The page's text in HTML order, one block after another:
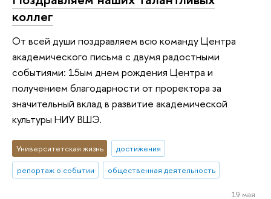
коллег
От всей души поздравляем всю команду Центра
академического письма с двумя радостными
событиями: 15ым днем рождения Центра и
получением благодарности от проректора за
значительный вклад в развитие академической
культуры НИУ ВШЭ.
Университетская жизнь
достижения
репортаж о событии
общественная деятельность
19 мая